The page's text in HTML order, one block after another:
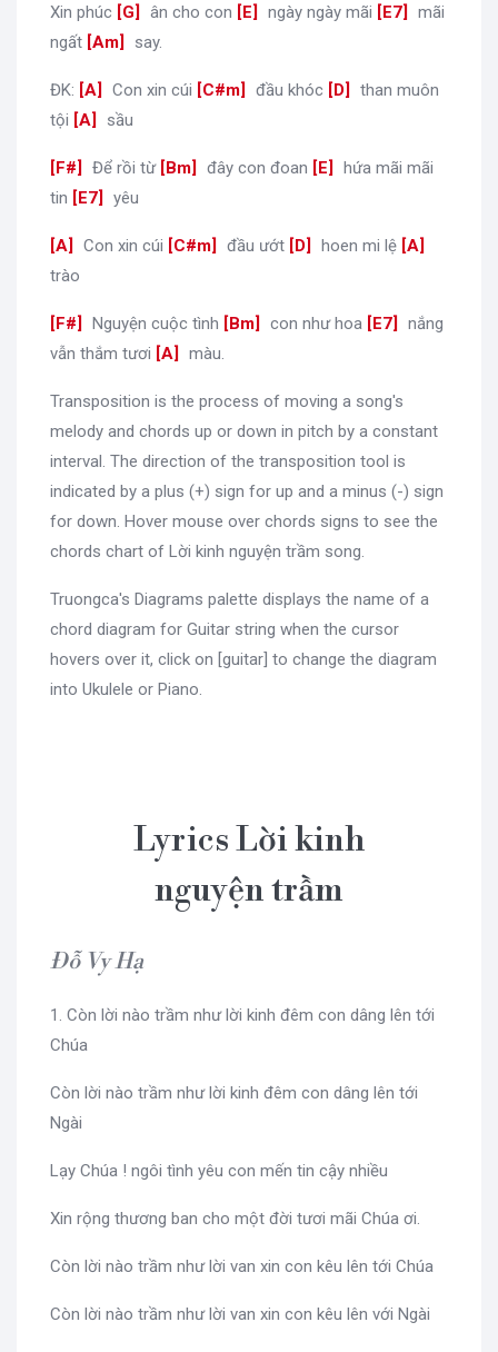
Xin phúc [G ân cho con [E ngày ngày mãi [E7
mãi
ngất [Am say.
ĐK: [A Con xin cúi [C#m đầu khóc [D
than muôn
tội [A sầu
[F# Để rồi từ [Bm đây con đoan [E
hứa mãi mãi
tin [E7 yêu
[A Con xin cúi [C#m đầu ướt [D hoen mi lệ [A
trào
[F# Nguyện cuộc tình [Bm con như hoa [E7
nắng
vẫn thắm tươi [A màu.
Transposition is the process of moving a song's
melody and chords up or down in pitch by a constant
interval. The direction of the transposition tool is
indicated by a plus (+) sign for up and a minus (-) sign
for down. Hover mouse over chords signs to see the
chords chart of Lời kinh nguyện trầm song.
Truongca's Diagrams palette displays the name of a
chord diagram for Guitar string when the cursor
hovers over it, click on [guitar] to change the diagram
into Ukulele or Piano.
Lyrics Lời kinh
nguyện trầm
Đỗ Vy Hạ
1. Còn lời nào trầm như lời kinh đêm con dâng lên tới
Chúa
Còn lời nào trầm như lời kinh đêm con dâng lên tới
Ngài
Lạy Chúa ! ngôi tình yêu con mến tin cậy nhiều
Xin rộng thương ban cho một đời tươi mãi Chúa ơi.
Còn lời nào trầm như lời van xin con kêu lên tới Chúa
Còn lời nào trầm như lời van xin con kêu lên với Ngài